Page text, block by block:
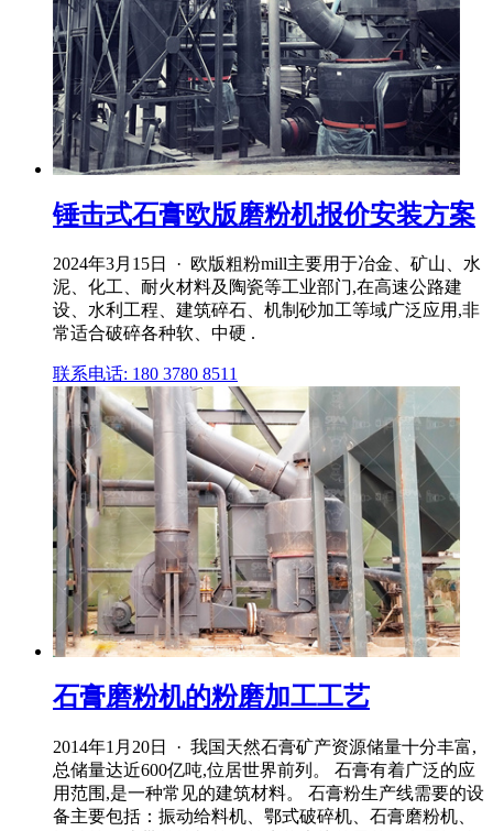
锤击式石膏欧版磨粉机报价安装方案
2024年3月15日 · 欧版粗粉mill主要用于冶金、矿山、水
泥、化工、耐火材料及陶瓷等工业部门,在高速公路建
设、水利工程、建筑碎石、机制砂加工等域广泛应用,非
常适合破碎各种软、中硬 .
联系电话: 180 3780 8511
石膏磨粉机的粉磨加工工艺
2014年1月20日 · 我国天然石膏矿产资源储量十分丰富,
总储量达近600亿吨,位居世界前列。 石膏有着广泛的应
用范围,是一种常见的建筑材料。 石膏粉生产线需要的设
备主要包括：振动给料机、鄂式破碎机、石膏磨粉机、